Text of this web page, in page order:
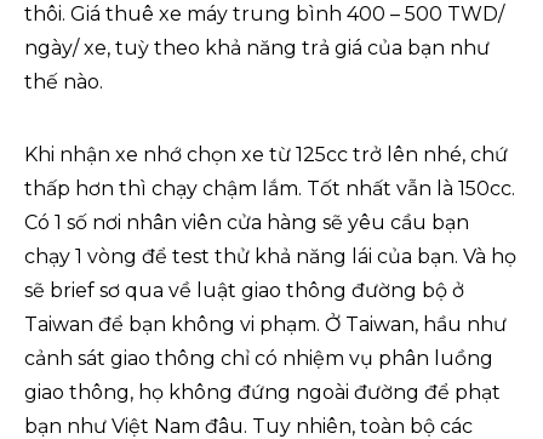
thôi. Giá thuê xe máy trung bình 400 – 500 TWD/
ngày/ xe, tuỳ theo khả năng trả giá của bạn như
thế nào.
Khi nhận xe nhớ chọn xe từ 125cc trở lên nhé, chứ
thấp hơn thì chạy chậm lắm. Tốt nhất vẫn là 150cc.
Có 1 số nơi nhân viên cửa hàng sẽ yêu cầu bạn
chạy 1 vòng để test thử khả năng lái của bạn. Và họ
sẽ brief sơ qua về luật giao thông đường bộ ở
Taiwan để bạn không vi phạm. Ở Taiwan, hầu như
cảnh sát giao thông chỉ có nhiệm vụ phân luồng
giao thông, họ không đứng ngoài đường để phạt
bạn như Việt Nam đâu. Tuy nhiên, toàn bộ các